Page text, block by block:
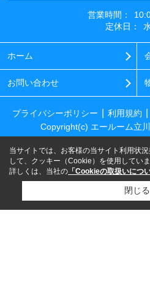
営業時間：
定休日：
ホーム
お問い合わせ
プライバシーポリシー 利用規約
Copyright(c) エールーム立
当サイトでは、お客様の当サイト利用状
して、クッキー（Cookie）を使用していま
詳しくは、当社の 「Cookieの取扱いについ
閉じる